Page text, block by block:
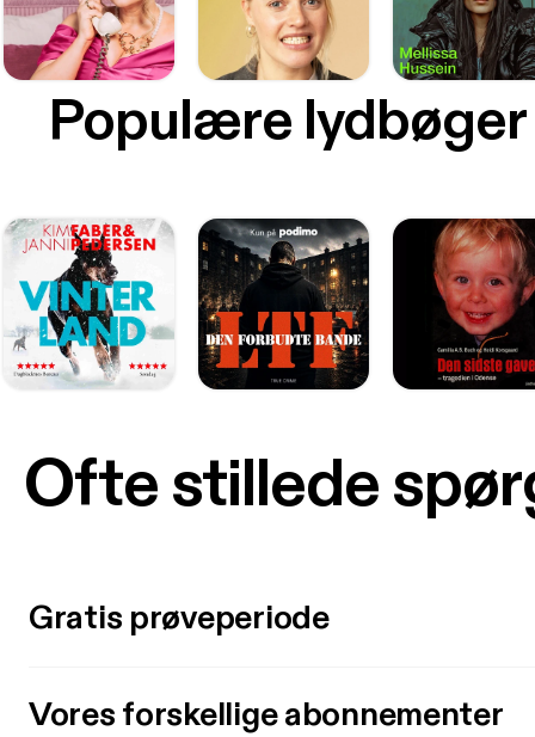
Populære lydbøger
Ofte stillede
Gratis prøveperiode
Vores forskellige abonnementer